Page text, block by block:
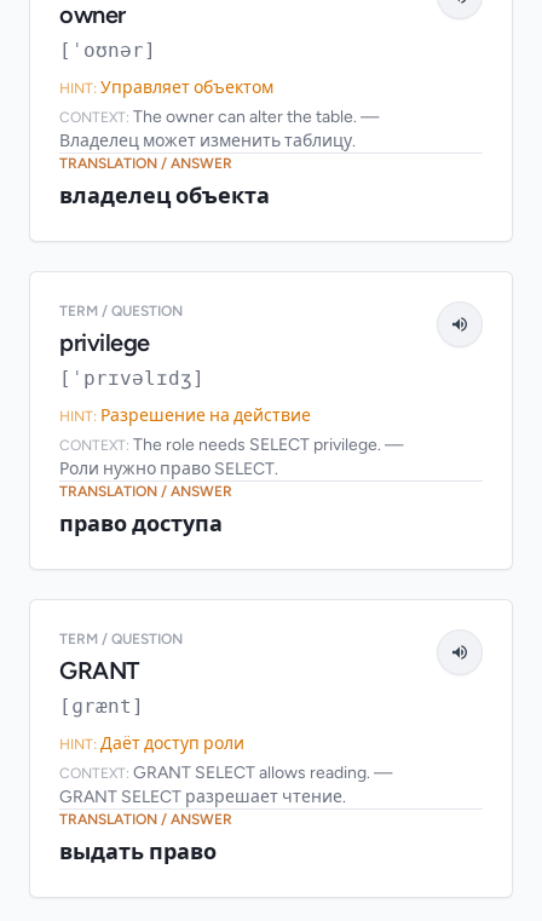
owner
[ˈoʊnər]
HINT: Управляет объектом
CONTEXT: The owner can alter the table. —
Владелец может изменить таблицу.
TRANSLATION / ANSWER
владелец объекта
TERM / QUESTION
privilege
[ˈprɪvəlɪdʒ]
HINT: Разрешение на действие
CONTEXT: The role needs SELECT privilege. —
Роли нужно право SELECT.
TRANSLATION / ANSWER
право доступа
TERM / QUESTION
GRANT
[ɡrænt]
HINT: Даёт доступ роли
CONTEXT: GRANT SELECT allows reading. —
GRANT SELECT разрешает чтение.
TRANSLATION / ANSWER
выдать право